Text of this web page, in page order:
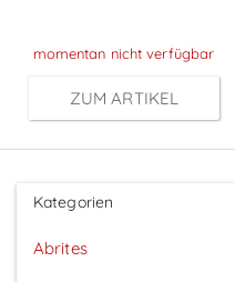
momentan nicht verfügbar
ZUM ARTIKEL
Kategorien
Abrites